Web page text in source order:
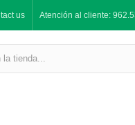
Atención al cliente:
us